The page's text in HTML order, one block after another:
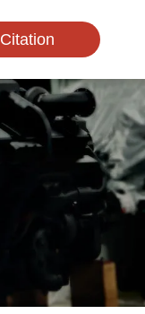
Citation